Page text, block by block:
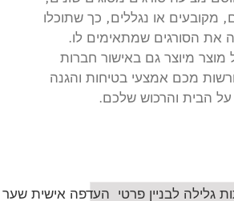
מקובעים או נגללים, כך שתוכלו
את הסורגים שמתאימים לו.
מיוצר גם באישור חברות
מכם אמצעי בטיחות והגנה
הבית והרכוש שלכם.